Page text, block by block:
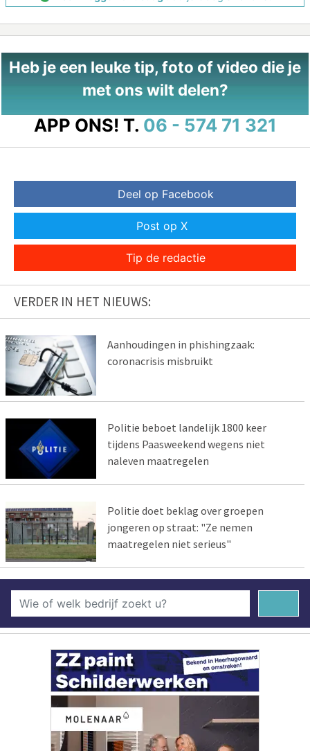
Heb je een leuke tip, foto of video die je
met ons wilt delen?
APP ONS! T. 06 - 574 71 321
Deel op Facebook
Post op X
Tip de redactie
VERDER IN HET NIEUWS:
Aanhoudingen in phishingzaak:
coronacrisis misbruikt
Politie beboet landelijk 1800 keer
tijdens Paasweekend wegens niet
naleven maatregelen
Politie doet beklag over groepen
jongeren op straat: "Ze nemen
maatregelen niet serieus"